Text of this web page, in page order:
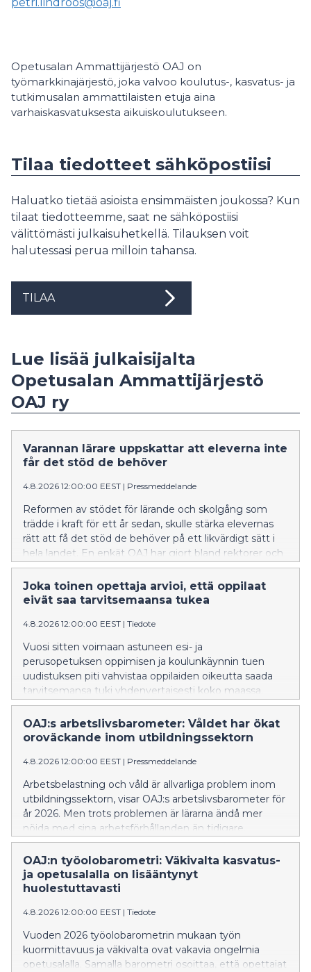
petri.lindroos@oaj.fi
Opetusalan Ammattijärjestö OAJ on
työmarkkinajärjestö, joka valvoo koulutus-, kasvatus- ja
tutkimusalan ammattilaisten etuja aina
varhaiskasvatuksesta aikuiskoulutukseen.
Tilaa tiedotteet sähköpostiisi
Haluatko tietää asioista ensimmäisten joukossa? Kun
tilaat tiedotteemme, saat ne sähköpostiisi
välittömästi julkaisuhetkellä. Tilauksen voit
halutessasi perua milloin tahansa.
TILAA
Lue lisää julkaisijalta
Opetusalan Ammattijärjestö
OAJ ry
Varannan lärare uppskattar att eleverna inte
får det stöd de behöver
4.8.2026 12:00:00 EEST | Pressmeddelande
Reformen av stödet för lärande och skolgång som
trädde i kraft för ett år sedan, skulle stärka elevernas
rätt att få det stöd de behöver på ett likvärdigt sätt i
hela landet. En enkät OAJ har gjort bland rektorer och
lärare visar att oklarheter i lagtolkningen gör att
många elever blir utan det stöd som behövs. OAJ
kräver att utbildningsanordnarna säkerställer att stödet
och skolor i enlighet med lagstiftningen och
Undervisnings- och kulturministeriets anvisningar.
Joka toinen opettaja arvioi, että oppilaat
eivät saa tarvitsemaansa tukea
4.8.2026 12:00:00 EEST | Tiedote
Vuosi sitten voimaan astuneen esi- ja
perusopetuksen oppimisen ja koulunkäynnin tuen
uudistuksen piti vahvistaa oppilaiden oikeutta saada
tarvitsemansa tuki yhdenvertaisesti koko maassa.
OAJ:n rehtoreille ja opettajille tekemä kysely osoittaa,
että lain tulkintaan liittyvät epäselvyydet estävät
monia oppilaita saamasta tarvitsemaansa tukea. OAJ
toteuttavansa oppimisen ja koulunkäynnin tukea
OKM:n ohjeistuksen ja lain mukaisesti kaikissa kunnissa
ja kouluissa.
OAJ:s arbetslivsbarometer: Våldet har ökat
oroväckande inom utbildningssektorn
4.8.2026 12:00:00 EEST | Pressmeddelande
Arbetsbelastning och våld är allvarliga problem inom
utbildningssektorn, visar OAJ:s arbetslivsbarometer för
år 2026. Men trots problemen är lärarna ändå mer
nöjda med sina arbetsförhållanden än tidigare.
OAJ:n työolobarometri: Väkivalta kasvatus-
ja opetusalalla on lisääntynyt
huolestuttavasti
4.8.2026 12:00:00 EEST | Tiedote
Vuoden 2026 työolobarometrin mukaan työn
kuormittavuus ja väkivalta ovat vakavia ongelmia
opetusalalla. Samalla barometri osoittaa, että opettajat